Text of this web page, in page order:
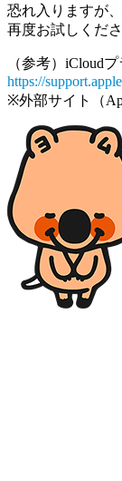
恐れ入りますが
再度お試しくださ
（参考）iCloud
https://
※外部サイト（